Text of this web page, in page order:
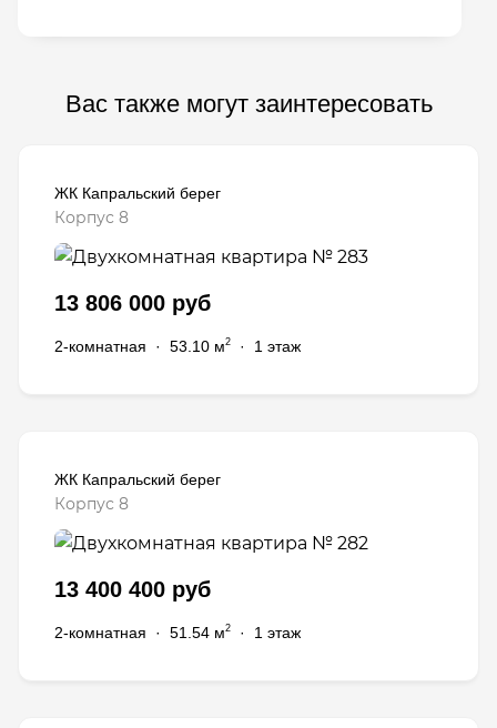
Вас также могут заинтересовать
ЖК Капральский берег
Корпус 8
13 806 000 руб
2-комнатная · 53.10 м2 · 1 этаж
ЖК Капральский берег
Корпус 8
13 400 400 руб
2-комнатная · 51.54 м2 · 1 этаж